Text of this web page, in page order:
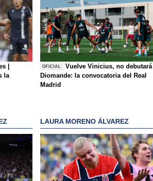
|
la
OFICIAL
Vuelve Vinicius, no debutará
Diomande: la convocatoria del Real
Madrid
LAURA MORENO ÁLVAREZ